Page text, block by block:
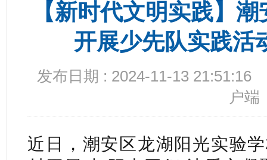
【新时代文明实践】
开展少先队实践活
发布日期 : 2024-11-13 21:51:16
户端
近日，潮安区龙湖阳光实验